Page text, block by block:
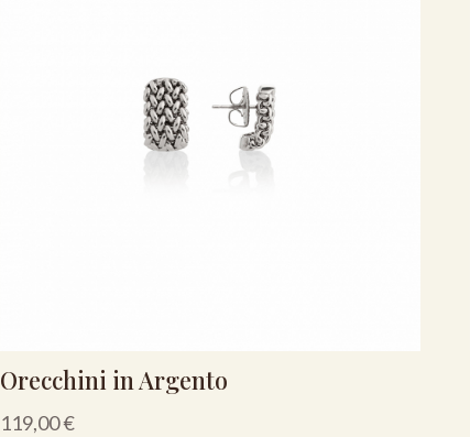
Orecchini in Argento
119,00€